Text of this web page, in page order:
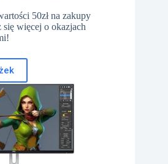
50zł na zakupy
więcej o okazjach